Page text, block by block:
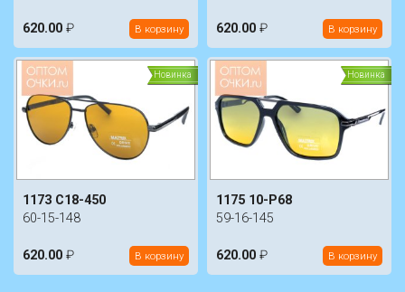
620.00 ₽ В корзину 620.00 ₽ В корзину
Новинка
1173 C18-450
60-15-148
620.00 ₽ В корзину
Новинка
1175 10-P68
59-16-145
620.00 ₽ В корзину